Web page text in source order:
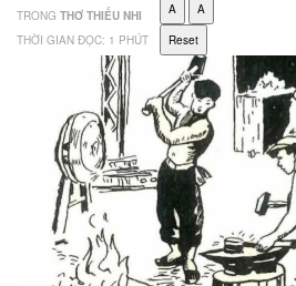
TRONG THƠ THIẾU NHI
THỜI GIAN ĐỌC: 1 PHÚT
A
A
Reset